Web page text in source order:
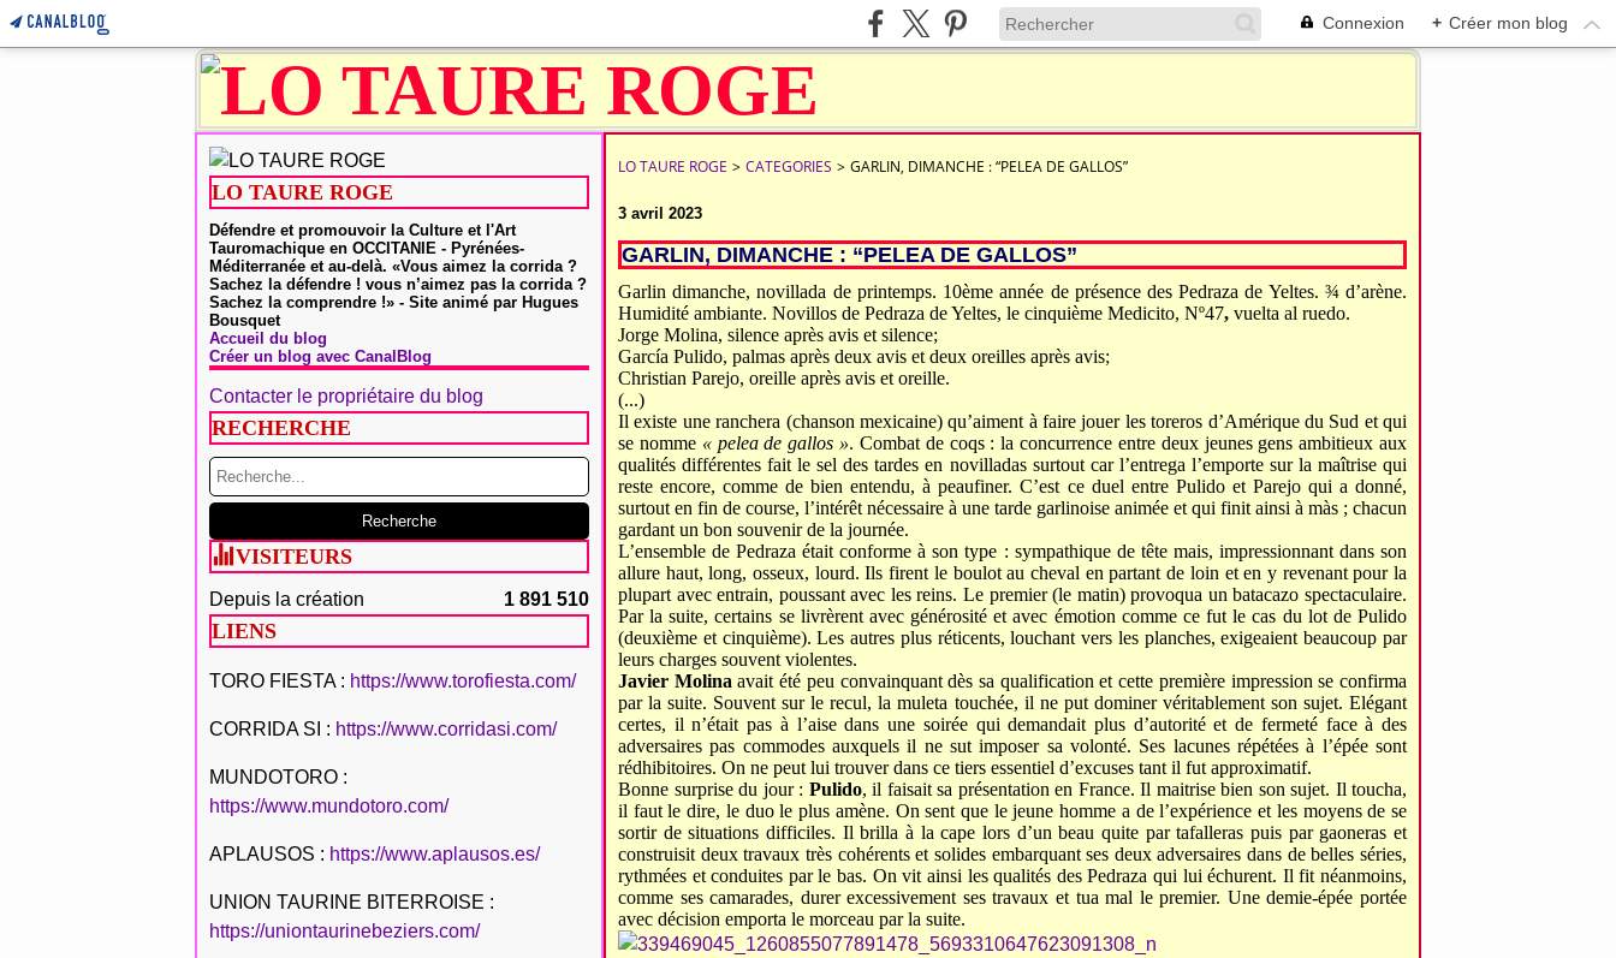
Connexion + Créer mon blog
LO TAURE ROGE
Défendre et promouvoir la Culture et l'Art
Tauromachique en OCCITANIE - Pyrénées-
Méditerranée et au-delà. «Vous aimez la corrida ?
Sachez la défendre ! vous n’aimez pas la corrida ?
Sachez la comprendre !» - Site animé par Hugues
Bousquet
Accueil du blog
Créer un blog avec CanalBlog
Contacter le propriétaire du blog
RECHERCHE
VISITEURS
Depuis la création 1 891 510
LIENS
TORO FIESTA : https://www.torofiesta.com/
CORRIDA SI : https://www.corridasi.com/
MUNDOTORO :
https://www.mundotoro.com/
APLAUSOS : https://www.aplausos.es/
UNION TAURINE BITERROISE :
https://uniontaurinebeziers.com/
LO TAURE ROGE > CATEGORIES > GARLIN, DIMANCHE : “PELEA DE GALLOS”
3 avril 2023
GARLIN, DIMANCHE : “PELEA DE GALLOS”
Garlin dimanche, novillada de printemps. 10ème année de présence des Pedraza de Yeltes. ¾ d’arène.
Humidité ambiante. Novillos de Pedraza de Yeltes, le cinquième Medicito, Nº47, vuelta al ruedo.
Jorge Molina, silence après avis et silence;
García Pulido, palmas après deux avis et deux oreilles après avis;
Christian Parejo, oreille après avis et oreille.
(...)
Il existe une ranchera (chanson mexicaine) qu’aiment à faire jouer les toreros d’Amérique du Sud et qui
se nomme « pelea de gallos ». Combat de coqs : la concurrence entre deux jeunes gens ambitieux aux
qualités différentes fait le sel des tardes en novilladas surtout car l’entrega l’emporte sur la maîtrise qui
reste encore, comme de bien entendu, à peaufiner. C’est ce duel entre Pulido et Parejo qui a donné,
surtout en fin de course, l’intérêt nécessaire à une tarde garlinoise animée et qui finit ainsi à màs ; chacun
gardant un bon souvenir de la journée.
L’ensemble de Pedraza était conforme à son type : sympathique de tête mais, impressionnant dans son
allure haut, long, osseux, lourd. Ils firent le boulot au cheval en partant de loin et en y revenant pour la
plupart avec entrain, poussant avec les reins. Le premier (le matin) provoqua un batacazo spectaculaire.
Par la suite, certains se livrèrent avec générosité et avec émotion comme ce fut le cas du lot de Pulido
(deuxième et cinquième). Les autres plus réticents, louchant vers les planches, exigeaient beaucoup par
leurs charges souvent violentes.
Javier Molina avait été peu convainquant dès sa qualification et cette première impression se confirma
par la suite. Souvent sur le recul, la muleta touchée, il ne put dominer véritablement son sujet. Elégant
certes, il n’était pas à l’aise dans une soirée qui demandait plus d’autorité et de fermeté face à des
adversaires pas commodes auxquels il ne sut imposer sa volonté. Ses lacunes répétées à l’épée sont
rédhibitoires. On ne peut lui trouver dans ce tiers essentiel d’excuses tant il fut approximatif.
Bonne surprise du jour : Pulido, il faisait sa présentation en France. Il maitrise bien son sujet. Il toucha,
il faut le dire, le duo le plus amène. On sent que le jeune homme a de l’expérience et les moyens de se
sortir de situations difficiles. Il brilla à la cape lors d’un beau quite par tafalleras puis par gaoneras et
construisit deux travaux très cohérents et solides embarquant ses deux adversaires dans de belles séries,
rythmées et conduites par le bas. On vit ainsi les qualités des Pedraza qui lui échurent. Il fit néanmoins,
comme ses camarades, durer excessivement ses travaux et tua mal le premier. Une demie-épée portée
avec décision emporta le morceau par la suite.